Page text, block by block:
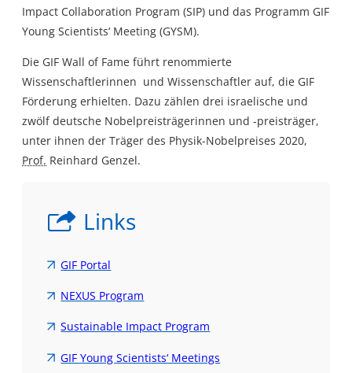
Impact Collaboration Program (SIP) und das Programm GIF
Young Scientists‘ Meeting (GYSM).
Die GIF Wall of Fame führt renommierte
Wissenschaftlerinnen und Wissenschaftler auf, die GIF
Förderung erhielten. Dazu zählen drei israelische und
zwölf deutsche Nobelpreisträgerinnen und -preisträger,
unter ihnen der Träger des Physik-Nobelpreises 2020,
Prof. Reinhard Genzel.
Links
GIF Portal
NEXUS Program
Sustainable Impact Program
GIF Young Scientists‘ Meetings